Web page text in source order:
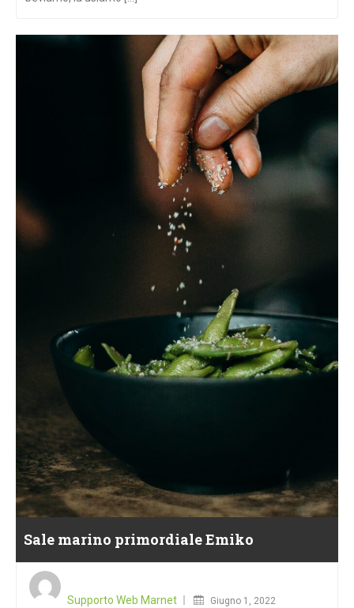
Sale marino primordiale Emiko
Supporto Web Marnet
Giugno 1, 2022